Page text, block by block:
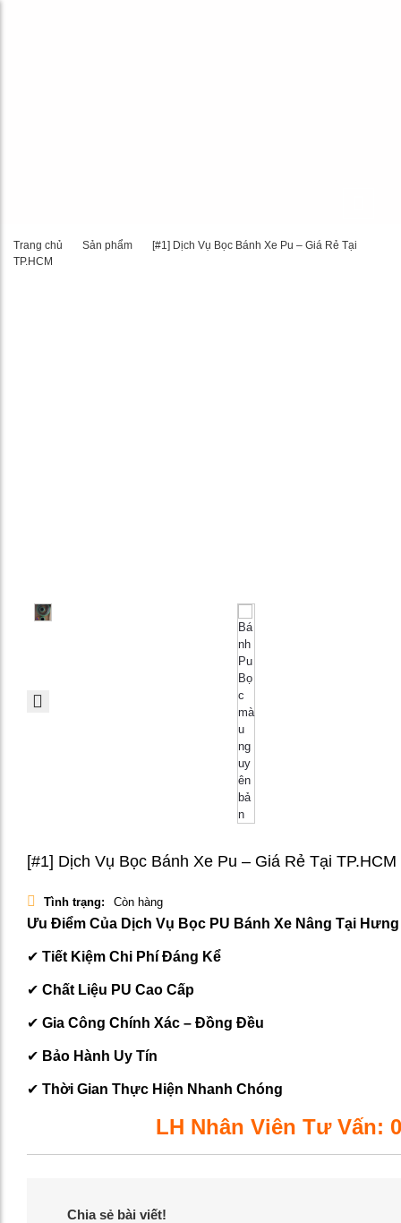
Trang chủ Sản phẩm
[#1] Dịch Vụ Bọc Bánh Xe Pu – Giá Rẻ Tại
TP.HCM
[#1] Dịch Vụ Bọc Bánh Xe Pu – Giá Rẻ Tại TP.HCM
Tình trạng: Còn hàng
Ưu Điểm Của Dịch Vụ Bọc PU Bánh Xe Nâng Tại
✔ Tiết Kiệm Chi Phí Đáng Kể
✔ Chất Liệu PU Cao Cấp
✔ Gia Công Chính Xác – Đồng Đều
✔ Bảo Hành Uy Tín
✔ Thời Gian Thực Hiện Nhanh Chóng
LH Nhân Viên Tư Vấn:
Chia sẻ bài viết!